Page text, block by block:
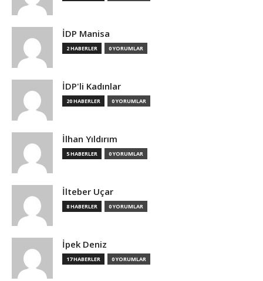
İDP Manisa
2 HABERLER 0 YORUMLAR
İDP'li Kadınlar
20 HABERLER 0 YORUMLAR
İlhan Yıldırım
5 HABERLER 0 YORUMLAR
İlteber Uçar
8 HABERLER 0 YORUMLAR
İpek Deniz
17 HABERLER 0 YORUMLAR